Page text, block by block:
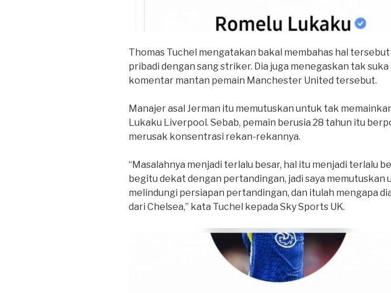
Thomas Tuchel mengatakan bakal membahas hal
pribadi dengan sang striker. Dia juga menegaskan tak suka
komentar mantan pemain Manchester United tersebut.
Manajer asal Jerman itu memutuskan untuk tak
Lukaku Liverpool. Sebab, pemain berusia 28 tahun itu
merusak konsentrasi rekan-rekannya.
“Masalahnya menjadi terlalu besar, hal itu menjadi terlalu
begitu dekat dengan pertandingan, jadi saya memutuskan
melindungi persiapan pertandingan, dan itulah mengapa
dari Chelsea,” kata Tuchel kepada Sky Sports UK.